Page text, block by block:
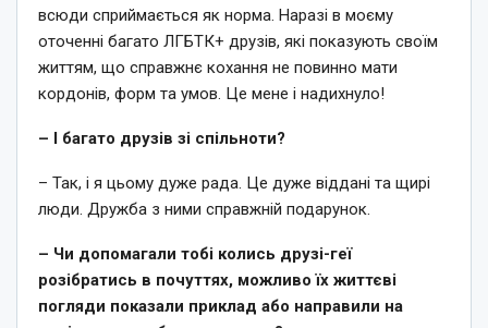
всюди сприймається як норма. Наразі в моєму
оточенні багато ЛГБТК+ друзів, які показують своїм
життям, що справжнє кохання не повинно мати
кордонів, форм та умов. Це мене і надихнуло!
– І багато друзів зі спільноти?
– Так, і я цьому дуже рада. Це дуже віддані та щирі
люди. Дружба з ними справжній подарунок.
– Чи допомагали тобі колись друзі-геї
розібратись в почуттях, можливо їх життєві
погляди показали приклад або направили на